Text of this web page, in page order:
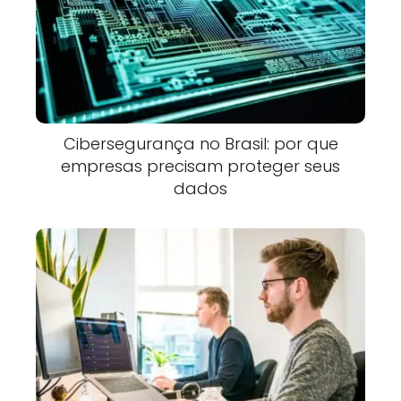
Cibersegurança no Brasil: por que
empresas precisam proteger seus
dados